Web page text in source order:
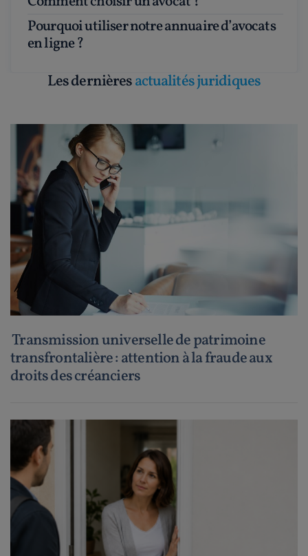
Pourquoi utiliser notre annuaire d’avocats
en ligne ?
Les dernièresactualités juridiques
Transmission universelle de patrimoine
transfrontalière : attention à la fraude aux
droits des créanciers